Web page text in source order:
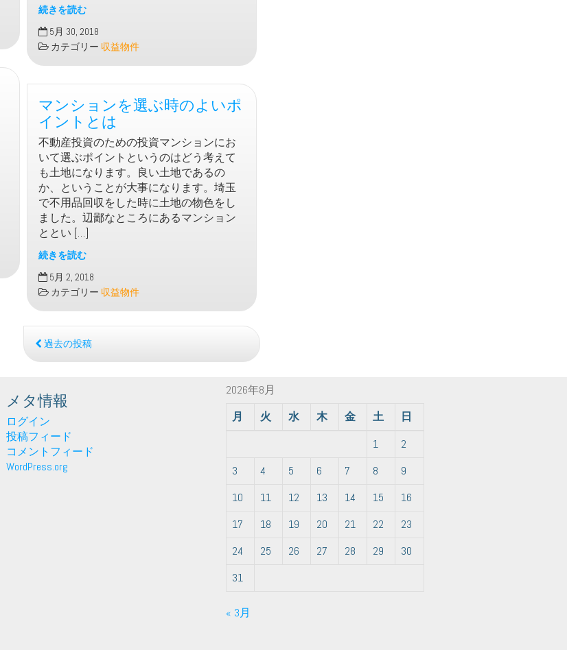
続きを読む
節
税
に
お
す
す
め
の
ア
パ
ー
ト
経
営
5月 30, 2018
カテゴリー 収益物件
マンションを選ぶ時のよいポ
イントとは
不動産投資のための投資マンションにお
いて選ぶポイントというのはどう考えて
も土地になります。良い土地であるの
か、ということが大事になります。埼玉
で不用品回収をした時に土地の物色をし
ました。辺鄙なところにあるマンション
ととい […]
続きを読む
マ
ン
シ
ョ
ン
を
選
時
の
よ
い
ポ
イ
5月 2, 2018
カテゴリー 収益物件
過去の投稿
メタ情報
ログイン
投稿フィード
コメントフィード
WordPress.org
2026年8月
月
火 水 木 金 土
日
1
2
3
4 5 6 7 8
9
10
11 12 13 14 15
16
17
18 19 20 21 22
23
24
25 26 27 28 29
30
31
« 3月